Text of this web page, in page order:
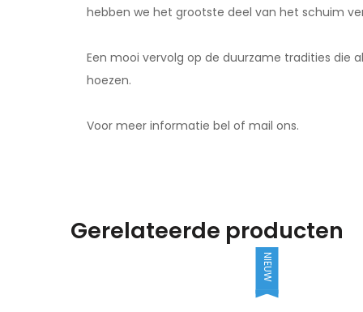
hebben we het grootste deel van het schuim
Een mooi vervolg op de duurzame tradities die
hoezen.
Voor meer informatie bel of mail ons.
Gerelateerde producten
NIEUW